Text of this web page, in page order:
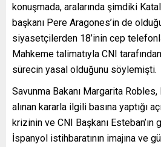
konuşmada, aralarında şimdiki
başkanı Pere Aragones’in de
siyasetçilerden 18’inin cep
Mahkeme talimatıyla CNI tarafından
sürecin yasal olduğunu söylemişti.
Savunma Bakanı Margarita Robles,
alınan kararla ilgili basına yaptığı
krizinin ve CNI Başkanı Esteban’ın
İspanyol istihbaratının imajına ve